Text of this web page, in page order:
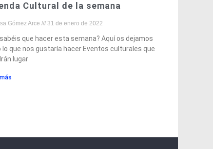
Cultural de la semana
Gómez Arce 31 de enero de 2022
sabéis que hacer esta semana? Aquí os dejamos
lo que nos gustaría hacer Eventos culturales que
lugar